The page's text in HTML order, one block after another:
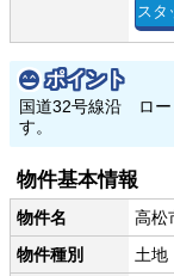
スタ
ポイント
国道32号線沿 ロー
す。
物件基本情報
物件名
高松
物件種別
土地